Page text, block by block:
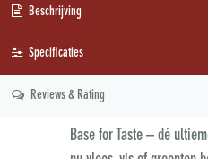
Beschrijving
Specificaties
Reviews & Rating
Base for Taste – dé